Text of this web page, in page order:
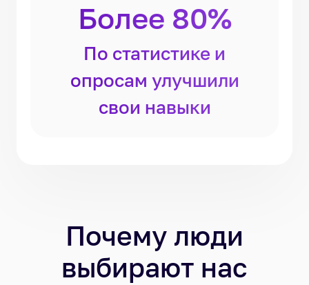
Более 80%
По статистике и
опросам улучшили
свои навыки
Почему люди
выбирают нас